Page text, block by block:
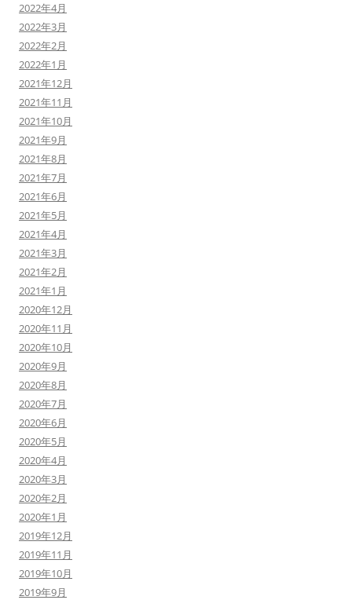
2022年4月
2022年3月
2022年2月
2022年1月
2021年12月
2021年11月
2021年10月
2021年9月
2021年8月
2021年7月
2021年6月
2021年5月
2021年4月
2021年3月
2021年2月
2021年1月
2020年12月
2020年11月
2020年10月
2020年9月
2020年8月
2020年7月
2020年6月
2020年5月
2020年4月
2020年3月
2020年2月
2020年1月
2019年12月
2019年11月
2019年10月
2019年9月